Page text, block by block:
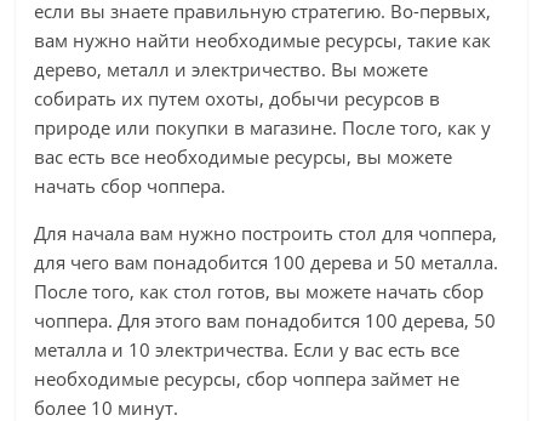
если вы знаете правильную стратегию. Во-первых,
вам нужно найти необходимые ресурсы, такие как
дерево, металл и электричество. Вы можете
собирать их путем охоты, добычи ресурсов в
природе или покупки в магазине. После того, как у
вас есть все необходимые ресурсы, вы можете
начать сбор чоппера.
Для начала вам нужно построить стол для чоппера,
для чего вам понадобится 100 дерева и 50 металла.
После того, как стол готов, вы можете начать сбор
чоппера. Для этого вам понадобится 100 дерева, 50
металла и 10 электричества. Если у вас есть все
необходимые ресурсы, сбор чоппера займет не
более 10 минут.